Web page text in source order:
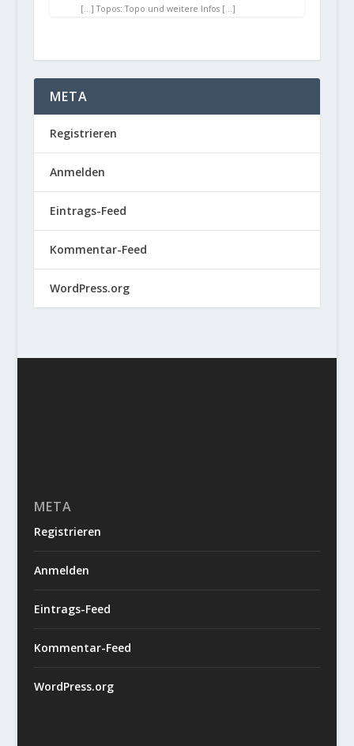
[…] Topos: Topo und weitere Infos […]
META
Registrieren
Anmelden
Eintrags-Feed
Kommentar-Feed
WordPress.org
META
Registrieren
Anmelden
Eintrags-Feed
Kommentar-Feed
WordPress.org